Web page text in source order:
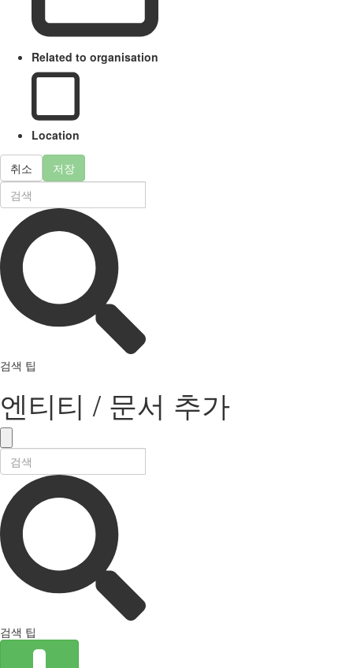
Related to organisation
Location
취소 저장
검색 팁
엔티티 / 문서 추가
검색 팁